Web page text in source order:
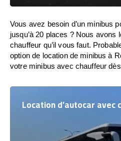
Vous avez besoin d’un minibus
jusqu’à 20 places ? Nous avons
chauffeur qu’il vous faut.
option de location de minibus à
votre minibus avec chauffeur dès
Location d’autocar avec